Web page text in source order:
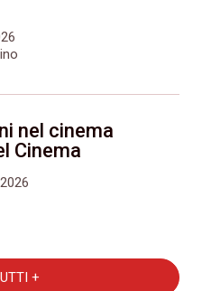
nel cinema
Cinema
+